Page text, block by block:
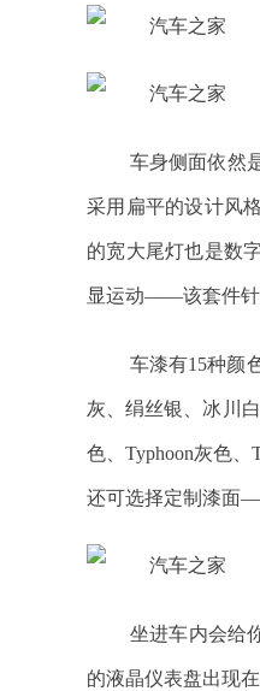
车身侧面依然
采用扁平的设计风
的宽大尾灯也是数
显运动——该套件针
车漆有15种颜
灰、绢丝银、冰川
色、Typhoon灰色、
还可选择定制漆面
坐进车内会给
的液晶仪表盘出现